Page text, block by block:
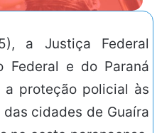
a Justiça Federal
Federal e do Paraná
a proteção policial às
cidades de Guaíra